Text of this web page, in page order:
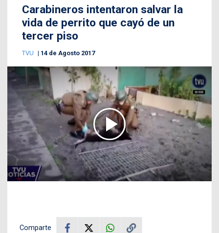
Carabineros intentaron salvar la
vida de perrito que cayó de un
tercer piso
TVU 14 de Agosto 2017
Comparte